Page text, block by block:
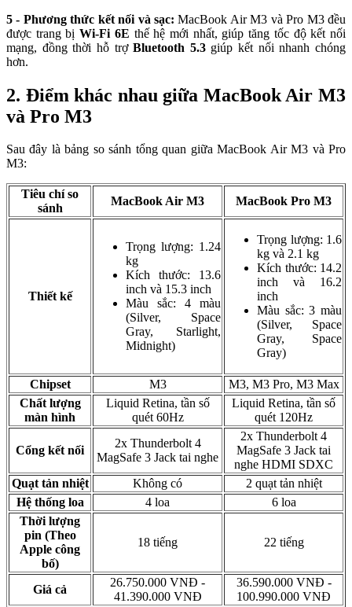
5 - Phương thức kết nối và sạc: MacBook Air M3 và Pro M3 đều
được trang bị Wi-Fi 6E thế hệ mới nhất, giúp tăng tốc độ kết nối
mạng, đồng thời hỗ trợBluetooth 5.3giúp kết nối nhanh chóng
hơn.
2. Điểm khác nhau giữa MacBook Air M3
và Pro M3
Sau đây là bảng so sánh tổng quan giữa MacBook Air M3 và Pro
M3:
Tiêu chí so
sánh
MacBook Air M3 MacBook Pro M3
Thiết kế
Trọng lượng: 1.24
kg
Kích thước: 13.6
inch và 15.3 inch
Màu sắc: 4 màu
(Silver, Space
Gray, Starlight,
Midnight)
Trọng lượng: 1.6
kg và 2.1 kg
Kích thước: 14.2
inch và 16.2
inch
Màu sắc: 3 màu
(Silver, Space
Gray, Space
Gray)
Chipset M3
M3, M3 Pro, M3 Max
Chất lượng
màn hình
Liquid Retina, tần số
quét 60Hz
Liquid Retina, tần số
quét 120Hz
Cổng kết nối
2x Thunderbolt 4
MagSafe 3 Jack tai nghe
2x Thunderbolt 4
MagSafe 3 Jack tai
nghe HDMI SDXC
Quạt tản nhiệt
Không có
2 quạt tản nhiệt
Hệ thống loa
4 loa
6 loa
Thời lượng
pin (Theo
Apple công
bố)
18 tiếng 22 tiếng
Giá cả
26.750.000 VNĐ -
41.390.000 VNĐ
36.590.000 VNĐ -
100.990.000 VNĐ